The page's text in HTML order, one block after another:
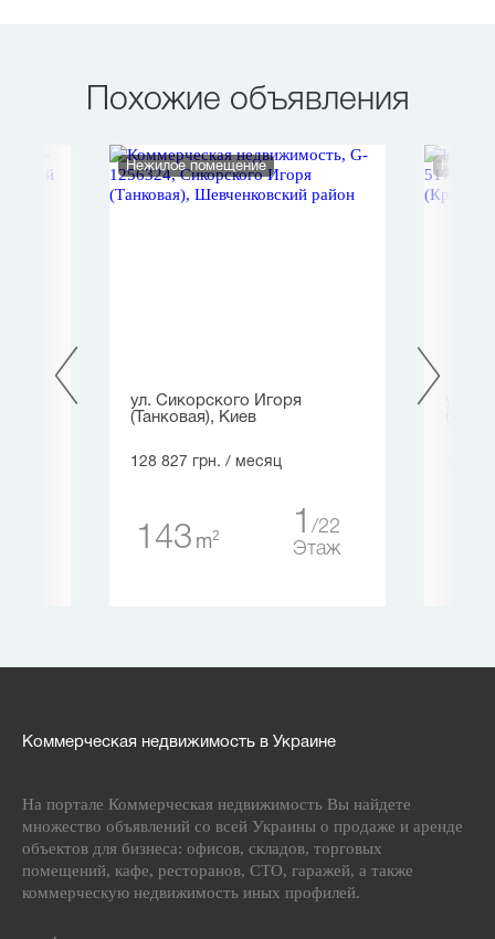
Похожие объявления
Нежилое помещение
ул. Сикорского Игоря
(Танковая), Киев
128 827 грн. / месяц
143 m2 1
22
Этаж
Коммерческая недвижимость в Украине
На портале Коммерческая недвижимость Вы найдете
множество объявлений со всей Украины о продаже и аренде
объектов для бизнеса: офисов, складов, торговых
помещений, кафе, ресторанов, СТО, гаражей, а также
коммерческую недвижимость иных профилей.